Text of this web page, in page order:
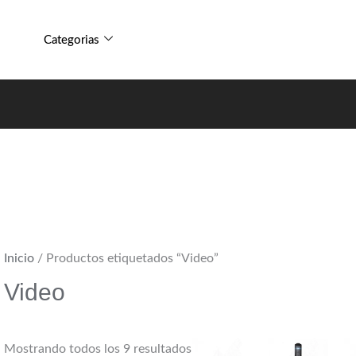
Categorias
Inicio/ Productos etiquetados “Video”
Video
Mostrando todos los 9 resultados